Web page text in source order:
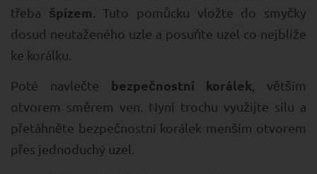
třeba špízem . Tuto pomůcku vložte do smyčky
dosud neutaženého uzle a posuňte uzel co nejblíže
ke korálku.
Poté navlečte bezpečnostní korálek, větším
otvorem směrem ven. Nyní trochu využijte sílu a
přetáhněte bezpečnostní korálek menším otvorem
přes jednoduchý uzel.